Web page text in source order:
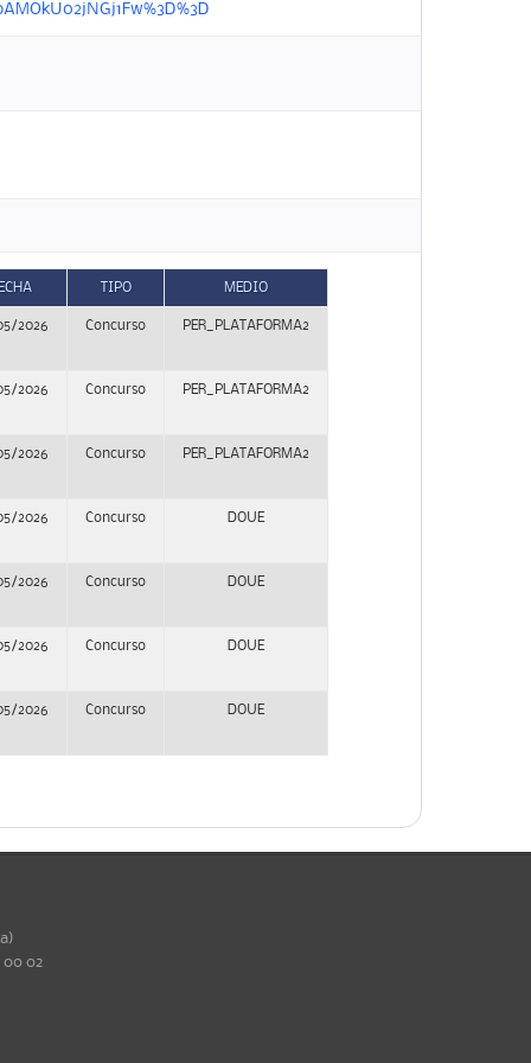
TIPO MEDIO
2026 Concurso PER_PLATAFORMA2
2026 Concurso PER_PLATAFORMA2
2026 Concurso PER_PLATAFORMA2
2026 Concurso DOUE
2026 Concurso DOUE
2026 Concurso DOUE
2026 Concurso DOUE
00 02